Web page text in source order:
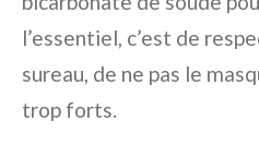
l’essentiel, c’est de
sureau, de ne pas le
trop forts.